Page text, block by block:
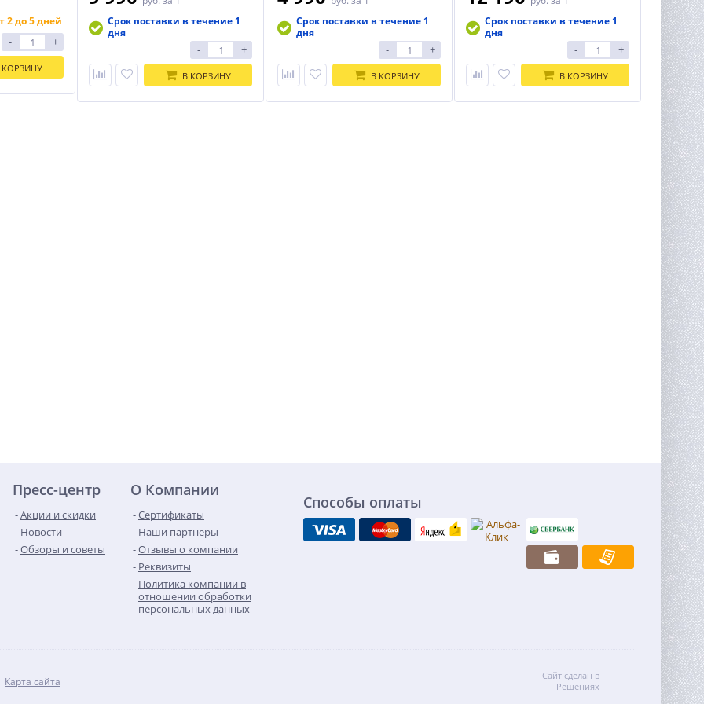
2 до 5 дней
- +
КОРЗИНУ
Срок поставки в течение 1
дня
- +
В КОРЗИНУ
Срок поставки в течение 1
дня
- +
В КОРЗИНУ
Срок поставки в течение 1
дня
- +
В КОРЗИНУ
Пресс-центр
Акции и скидки
Новости
Обзоры и советы
О Компании
Сертификаты
Наши партнеры
Отзывы о компании
Реквизиты
Политика компании в
отношении обработки
персональных данных
Способы оплаты
Карта сайта
Сайт сделан в
Решениях